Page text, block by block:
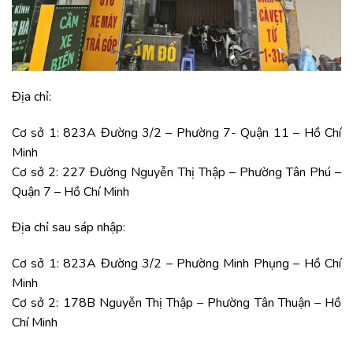
Địa chỉ:
Cơ sở 1: 823A Đường 3/2 – Phường 7- Quận 11 – Hồ Chí
Minh
Cơ sở 2: 227 Đường Nguyễn Thị Thập – Phường Tân Phú –
Quận 7 – Hồ Chí Minh
Địa chỉ sau sáp nhập:
Cơ sở 1: 823A Đường 3/2 – Phường Minh Phụng – Hồ Chí
Minh
Cơ sở 2: 178B Nguyễn Thị Thập – Phường Tân Thuận – Hồ
Chí Minh